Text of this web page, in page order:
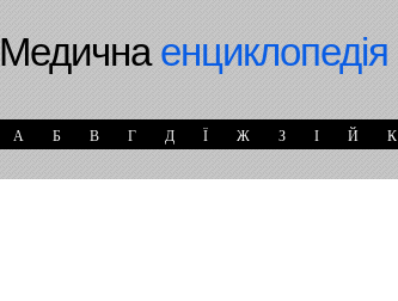
Медичнаенциклопедія
А Б В Г Д Ї Ж З І Й К